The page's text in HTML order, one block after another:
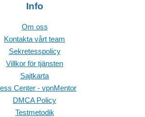
Info
Om oss
Kontakta vårt team
Sekretesspolicy
Villkor för tjänsten
Sajtkarta
Center - vpnMentor
DMCA Policy
Testmetodik